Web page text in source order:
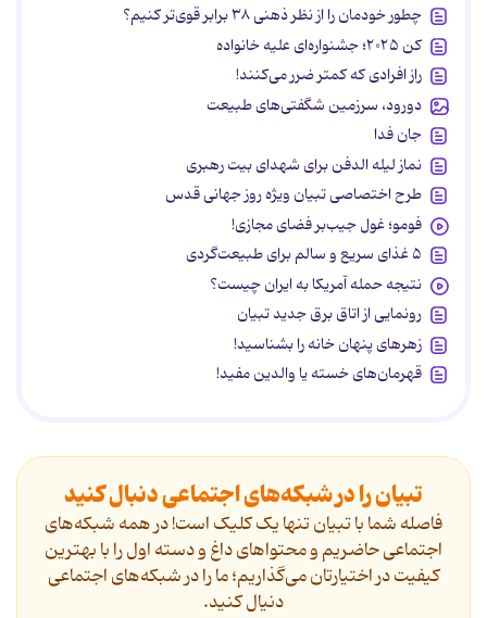
چطور خودمان را از نظر ذهنی ۳۸ برابر قوی‌تر کنیم؟
کن ۲۰۲۵؛ جشنواره‌ای علیه خانواده
راز افرادی که کمتر ضرر می‌کنند!
دورود، سرزمین شگفتی‌های طبیعت
جان فدا
نماز لیله الدفن برای شهدای بیت رهبری
طرح اختصاصی تبیان ویژه روز جهانی قدس
فومو؛ غول جیب‌بر فضای مجازی!
۵ غذای سریع و سالم برای طبیعت‌گردی
نتیجه حمله آمریکا به ایران چیست؟
رونمایی از اتاق برق جدید تبیان
زهرهای پنهان خانه را بشناسید!
قهرمان‌های خسته یا والدین مفید!
تبیان را در شبکه‌های اجتماعی دنبال کنید
فاصله شما با تبیان تنها یک کلیک است! در همه شبکه‌های
اجتماعی حاضریم و محتواهای داغ و دسته اول را با بهترین
کیفیت در اختیارتان می‌گذاریم؛ ما را در شبکه‌های اجتماعی
دنیال کنید.